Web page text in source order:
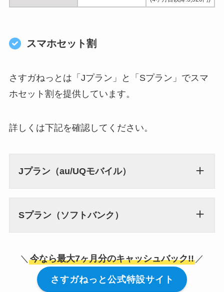
スマホセット割
さすガねっとは「Jプラン」と「Sプラン」でスマ
ホセット割を提供しています。
詳しくは下記を確認してください。
Jプラン（au/UQモバイル）
Sプラン（ソフトバンク）
＼ 今なら最大7ヶ月分のキャッシュバック!! ／
さすガねっと公式特設サイト